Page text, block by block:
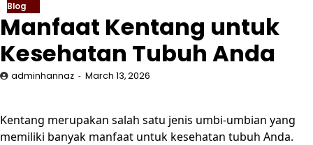
Blog
Manfaat Kentang untuk
Kesehatan Tubuh Anda
adminhannaz March 13, 2026
Kentang merupakan salah satu jenis umbi-umbian yang
memiliki banyak manfaat untuk kesehatan tubuh Anda.